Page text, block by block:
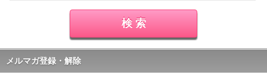
メルマガ登録・解除